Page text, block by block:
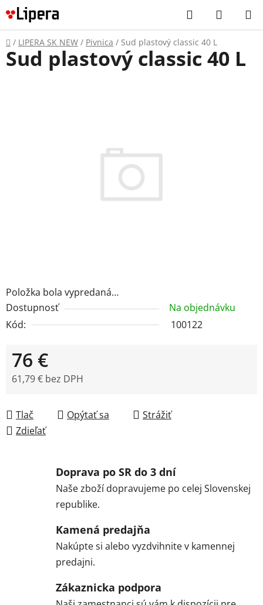
Prejsť
na
obsah
Hľadať
KOŠÍK
Domov
/ LIPERA SK NEW / Pivnica / Sud plastový classic 40 L
Položka bola vypredaná…
Dostupnosť
Na objednávku
Kód:
100122
76 €
61,79 € bez DPH
Tlač
Opýtať sa
Strážiť
Zdieľať
Sud plastový classic 40 L
Doprava po SR do 3 dní
Naše zboží dopravujeme po celej Slovenskej
republike.
Kamená predajňa
Nakúpte si alebo vyzdvihnite v kamennej
predajni.
Zákaznicka podpora